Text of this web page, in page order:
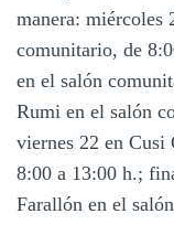
manera: miércoles
comunitario, de
en el salón
Rumi en el salón
viernes 22 en
8:00 a 13:00 h.;
Farallón en el